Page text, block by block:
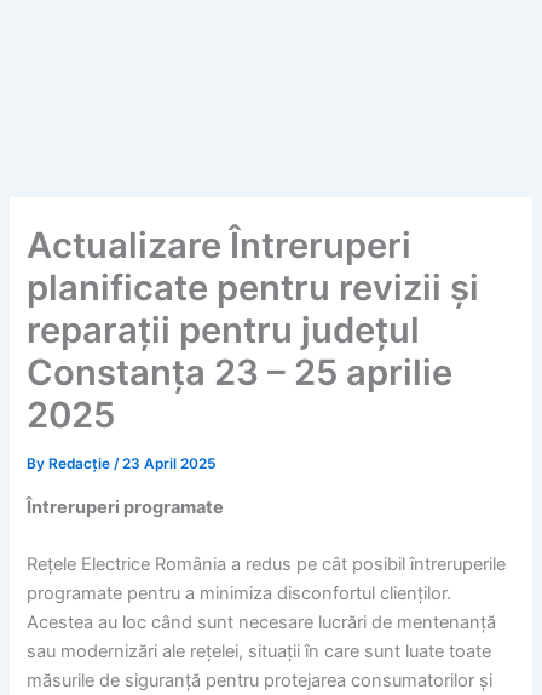
Actualizare Întreruperi
planificate pentru revizii și
reparații pentru județul
Constanța 23 – 25 aprilie
2025
By Redacție/23 April 2025
Întreruperi programate
Rețele Electrice România a redus pe cât posibil întreruperile
programate pentru a minimiza disconfortul clienților.
Acestea au loc când sunt necesare lucrări de mentenanță
sau modernizări ale rețelei, situații în care sunt luate toate
măsurile de siguranță pentru protejarea consumatorilor și